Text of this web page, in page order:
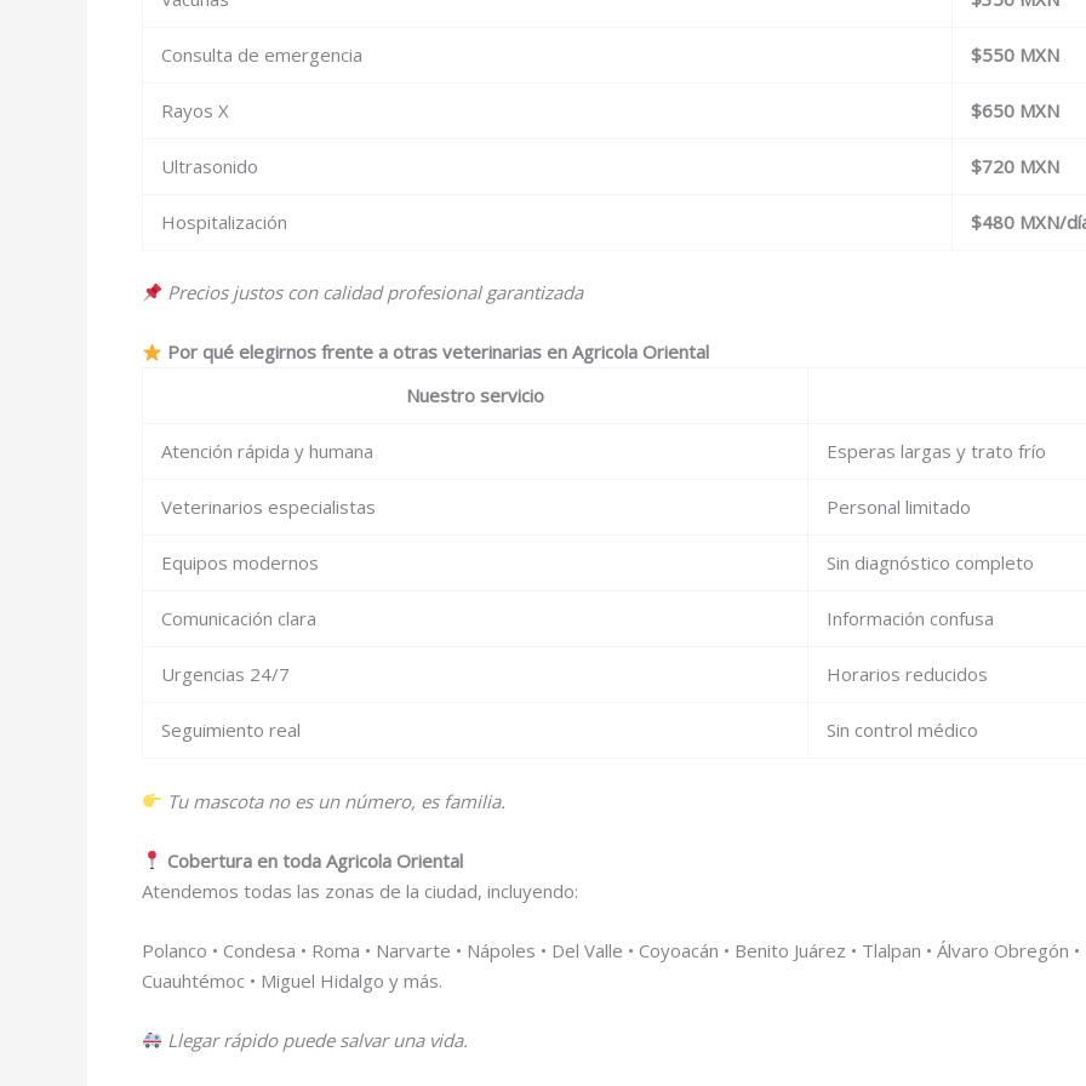
Consulta de emergencia $550 MXN
Rayos X $650 MXN
Ultrasonido $720 MXN
Hospitalización $480 MXN/
Precios justos con calidad profesional garantizada
Por qué elegirnos frente a otras veterinarias en Agricola Oriental
Nuestro servicio
Atención rápida y humana Esperas largas y trato frío
Veterinarios especialistas Personal limitado
Equipos modernos Sin diagnóstico completo
Comunicación clara Información confusa
Urgencias 24/7 Horarios reducidos
Seguimiento real Sin control médico
Tu mascota no es un número, es familia.
Cobertura en toda Agricola Oriental
Atendemos todas las zonas de la ciudad, incluyendo:
Polanco • Condesa • Roma • Narvarte • Nápoles • Del Valle • Coyoacán • Benito Juárez • Tlalpan • Álvaro Obregón
Cuauhtémoc • Miguel Hidalgo y más.
Llegar rápido puede salvar una vida.